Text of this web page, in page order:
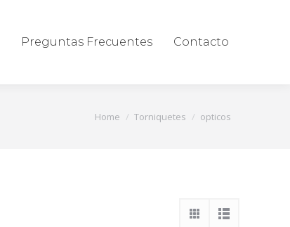
Preguntas Frecuentes Contacto
You are here:
Home Torniquetes opticos